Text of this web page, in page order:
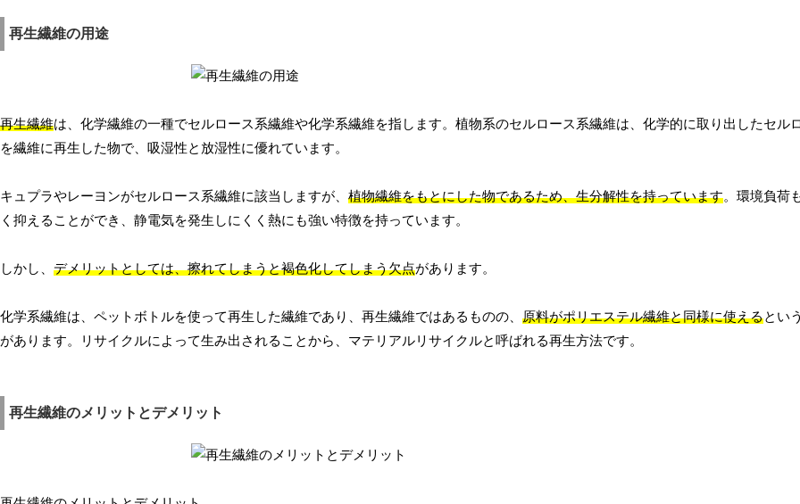
再生繊維の用途
再生繊維は、化学繊維の一種でセルロース系繊維や化学系繊維を指します。植物系のセルロース系繊維は、化学的に取り出したセル
を繊維に再生した物で、吸湿性と放湿性に優れています。
キュプラやレーヨンがセルロース系繊維に該当しますが、 植物繊維をもとにした物であるため、生分解性を持っています。環境負荷
く抑えることができ、静電気を発生しにくく熱にも強い特徴を持っています。
しかし、 デメリットとしては、擦れてしまうと褐色化してしまう欠点があります。
化学系繊維は、ペットボトルを使って再生した繊維であり、再生繊維ではあるものの、 原料がポリエステル繊維と同様に使えるとい
があります。リサイクルによって生み出されることから、マテリアルリサイクルと呼ばれる再生方法です。
再生繊維のメリットとデメリット